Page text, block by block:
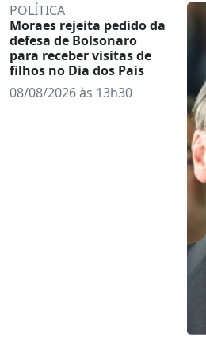
POLÍTICA
Moraes rejeita pedido da
defesa de Bolsonaro
para receber visitas de
filhos no Dia dos Pais
08/08/2026 às 13h30